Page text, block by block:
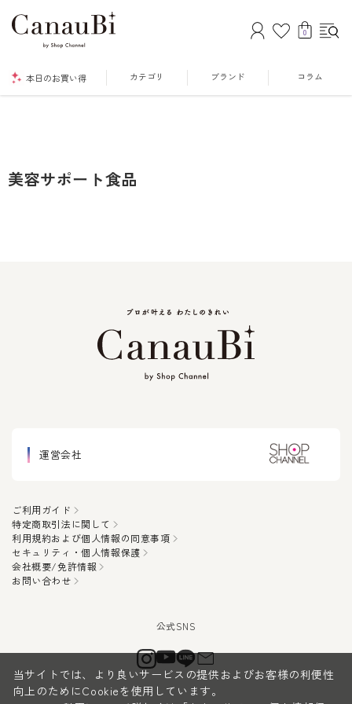
0
本日のお買い得 カテゴリ ブランド コラム
美容サポート食品
運営会社
ご利用ガイド
特定商取引法に関して
利用規約および個人情報の同意事項
セキュリティ・個人情報保護
会社概要/免許情報
お問い合わせ
当サイトでは、より良いサービスの提供およびお客様の利便性
向上のためにCookieを使用しています。